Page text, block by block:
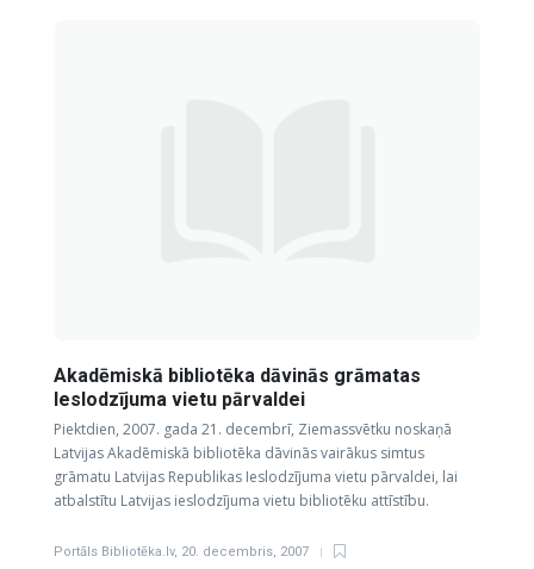
Akadēmiskā bibliotēka dāvinās grāmatas
Ieslodzījuma vietu pārvaldei
Piektdien, 2007. gada 21. decembrī, Ziemassvētku noskaņā
Latvijas Akadēmiskā bibliotēka dāvinās vairākus simtus
grāmatu Latvijas Republikas Ieslodzījuma vietu pārvaldei, lai
atbalstītu Latvijas ieslodzījuma vietu bibliotēku attīstību.
Portāls Bibliotēka.lv, 20. decembris, 2007